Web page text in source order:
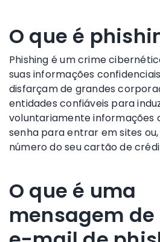
O que é
Phishing é um crime
suas informações
disfarçam de grandes
entidades confiáveis para
voluntariamente informações
senha para entrar em sites
número do seu cartão de
O que é uma
mensagem de